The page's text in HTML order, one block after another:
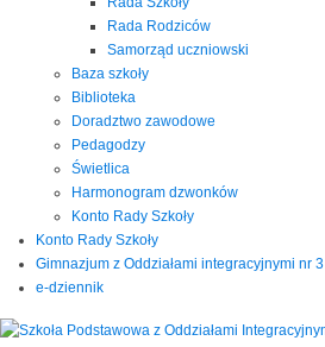
Rada Rodziców
Samorząd uczniowski
Baza szkoły
Biblioteka
Doradztwo zawodowe
Pedagodzy
Świetlica
Harmonogram dzwonków
Konto Rady Szkoły
Konto Rady Szkoły
Gimnazjum z Oddziałami integracyjnymi nr 3
e-dziennik